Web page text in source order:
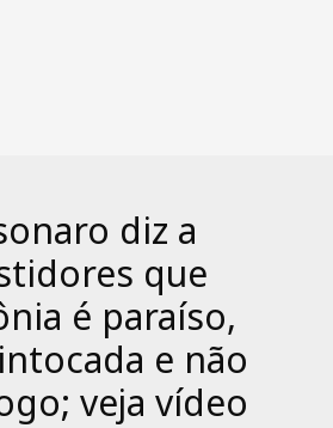
diz a
que
é paraíso,
e não
veja vídeo